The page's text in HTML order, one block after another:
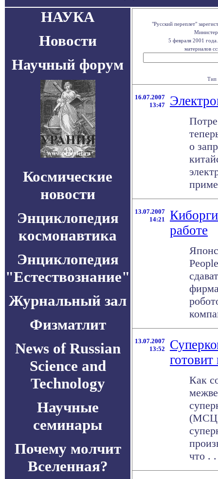
НАУКА
Новости
Научный форум
Космические
новости
Энциклопедия
космонавтика
Энциклопедия
"Естествознание"
Журнальный зал
Физматлит
News of Russian
Science and
Technology
Научные
семинары
Почему молчит
Вселенная?
"Русский переплет"
5 февраля 2001
материалов
Тип
16.07.2007
13:47
о
13.07.2007
14:21
работе
13.07.2007
13:52
Как
(МСЦ
что .